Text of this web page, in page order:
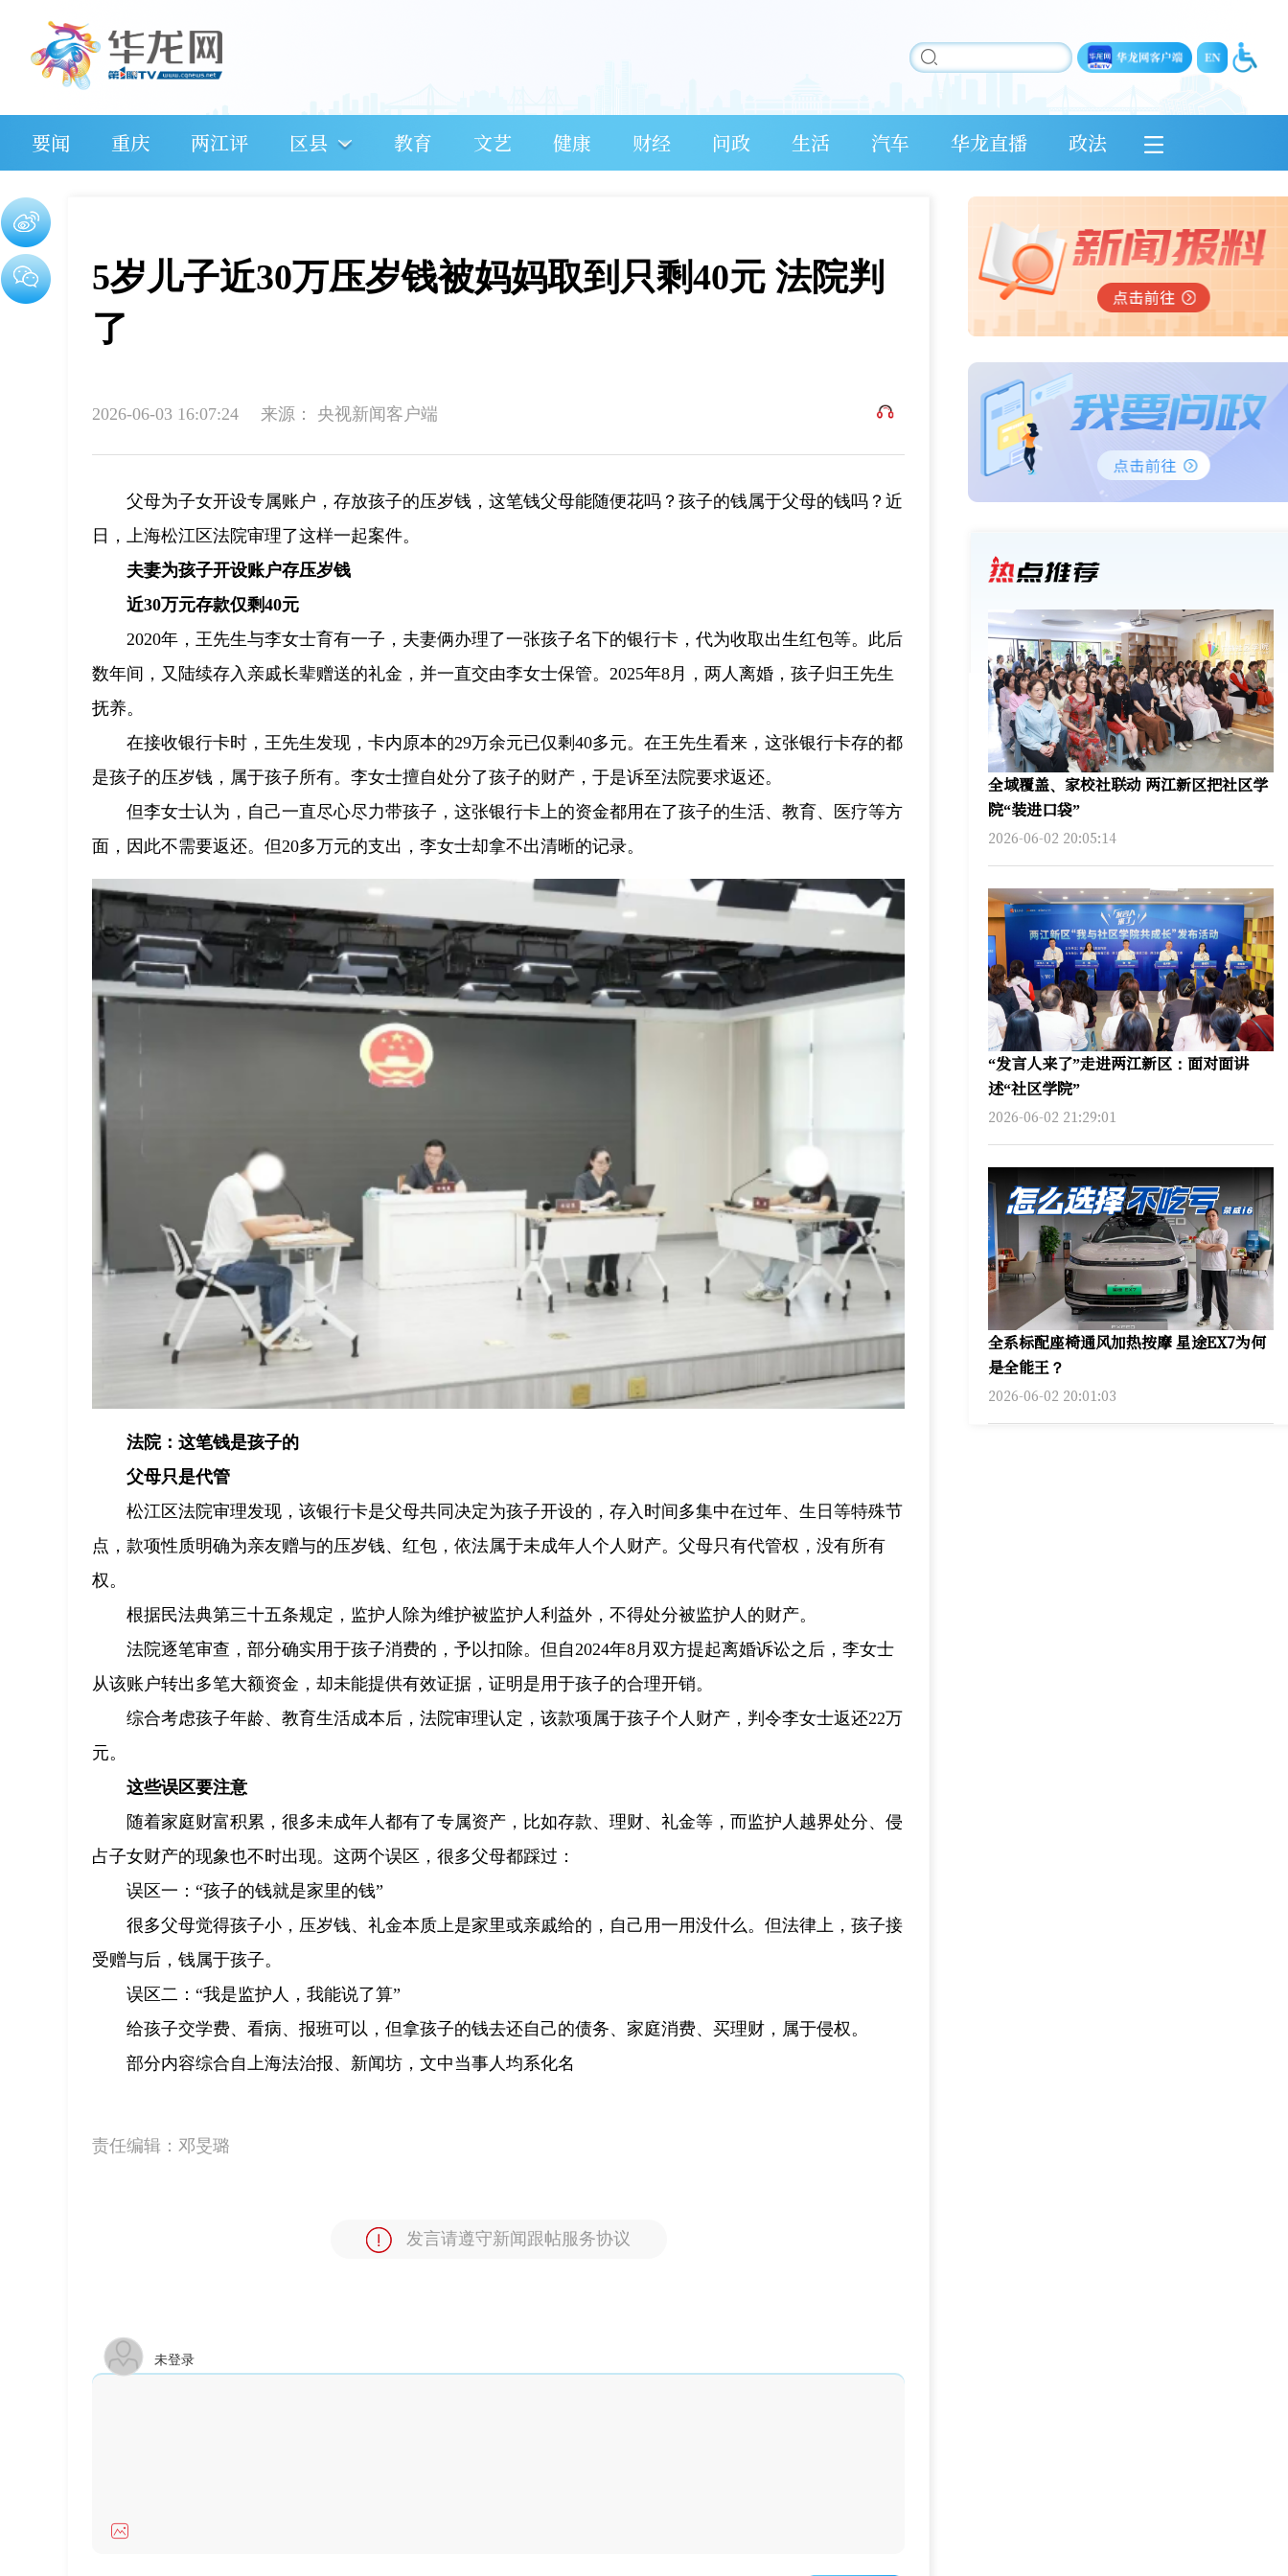
要闻 重庆 两江评 区县 教育 文艺 健康 财经 问政 生活 汽车 华龙直播 政法
5岁儿子近30万压岁钱被妈妈取到只剩40元 法院判
了
2026-06-03 16:07:24 来源： 央视新闻客户端
父母为子女开设专属账户，存放孩子的压岁钱，这笔钱父母能随便花吗？孩子的钱属于父母的钱吗？近
日，上海松江区法院审理了这样一起案件。
夫妻为孩子开设账户存压岁钱
近30万元存款仅剩40元
2020年，王先生与李女士育有一子，夫妻俩办理了一张孩子名下的银行卡，代为收取出生红包等。此后
数年间，又陆续存入亲戚长辈赠送的礼金，并一直交由李女士保管。2025年8月，两人离婚，孩子归王先生
抚养。
在接收银行卡时，王先生发现，卡内原本的29万余元已仅剩40多元。在王先生看来，这张银行卡存的都
是孩子的压岁钱，属于孩子所有。李女士擅自处分了孩子的财产，于是诉至法院要求返还。
但李女士认为，自己一直尽心尽力带孩子，这张银行卡上的资金都用在了孩子的生活、教育、医疗等方
面，因此不需要返还。但20多万元的支出，李女士却拿不出清晰的记录。
法院：这笔钱是孩子的
父母只是代管
松江区法院审理发现，该银行卡是父母共同决定为孩子开设的，存入时间多集中在过年、生日等特殊节
点，款项性质明确为亲友赠与的压岁钱、红包，依法属于未成年人个人财产。父母只有代管权，没有所有
权。
根据民法典第三十五条规定，监护人除为维护被监护人利益外，不得处分被监护人的财产。
法院逐笔审查，部分确实用于孩子消费的，予以扣除。但自2024年8月双方提起离婚诉讼之后，李女士
从该账户转出多笔大额资金，却未能提供有效证据，证明是用于孩子的合理开销。
综合考虑孩子年龄、教育生活成本后，法院审理认定，该款项属于孩子个人财产，判令李女士返还22万
元。
这些误区要注意
随着家庭财富积累，很多未成年人都有了专属资产，比如存款、理财、礼金等，而监护人越界处分、侵
占子女财产的现象也不时出现。这两个误区，很多父母都踩过：
误区一：“孩子的钱就是家里的钱”
很多父母觉得孩子小，压岁钱、礼金本质上是家里或亲戚给的，自己用一用没什么。但法律上，孩子接
受赠与后，钱属于孩子。
误区二：“我是监护人，我能说了算”
给孩子交学费、看病、报班可以，但拿孩子的钱去还自己的债务、家庭消费、买理财，属于侵权。
部分内容综合自上海法治报、新闻坊，文中当事人均系化名
责任编辑： 邓旻璐
发言请遵守新闻跟帖服务协议
未登录
全域覆盖、家校社联动 两江新区把社区学
院“装进口袋”
2026-06-02 20:05:14
“发言人来了”走进两江新区：面对面讲
述“社区学院”
2026-06-02 21:29:01
全系标配座椅通风加热按摩 星途EX7为何
是全能王？
2026-06-02 20:01:03